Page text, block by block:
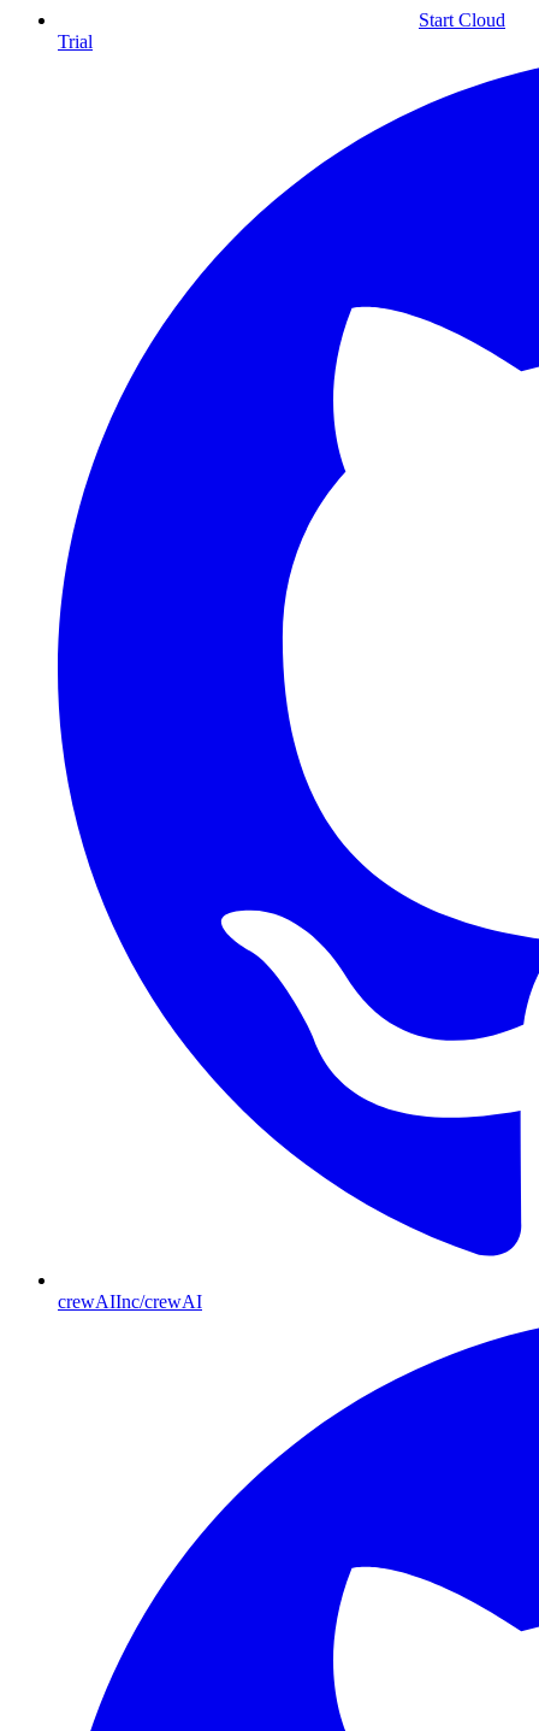
Start Cloud
Trial
crewAIInc/crewAI